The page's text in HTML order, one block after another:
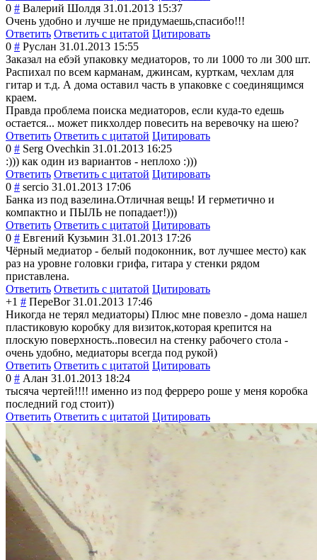
0 # Валерий Шолдя 31.01.2013 15:37
Очень удобно и лучше не придумаешь,спасибо!!!
Ответить Ответить с цитатой Цитировать
0 # Руслан 31.01.2013 15:55
Заказал на ебэй упаковку медиаторов, то ли 1000 то ли 300 шт.
Распихал по всем карманам, джинсам, курткам, чехлам для
гитар и т.д. А дома оставил часть в упаковке с соединящимся
краем.
Правда проблема поиска медиаторов, если куда-то едешь
остается... может пикхолдер повесить на веревочку на шею?
Ответить Ответить с цитатой Цитировать
0 # Serg Ovechkin 31.01.2013 16:25
:))) как один из вариантов - неплохо :)))
Ответить Ответить с цитатой Цитировать
0 # sercio 31.01.2013 17:06
Банка из под вазелина.Отличная вещь! И герметично и
компактно и ПЫЛЬ не попадает!)))
Ответить Ответить с цитатой Цитировать
0 # Евгений Кузьмин 31.01.2013 17:26
Чёрный медиатор - белый подоконник, вот лучшее место) как
раз на уровне головки грифа, гитара у стенки рядом
приставлена.
Ответить Ответить с цитатой Цитировать
+1 # ПереBor 31.01.2013 17:46
Никогда не терял медиаторы) Плюс мне повезло - дома нашел
пластиковую коробку для визиток,которая крепится на
плоскую поверхность..повесил на стенку рабочего стола -
очень удобно, медиаторы всегда под рукой)
Ответить Ответить с цитатой Цитировать
0 # Алан 31.01.2013 18:24
тысяча чертей!!!! именно из под ферреро роше у меня коробка
последний год стоит))
Ответить Ответить с цитатой Цитировать